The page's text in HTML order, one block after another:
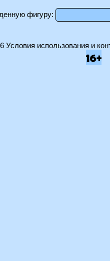
фигуру:
Условия использования и